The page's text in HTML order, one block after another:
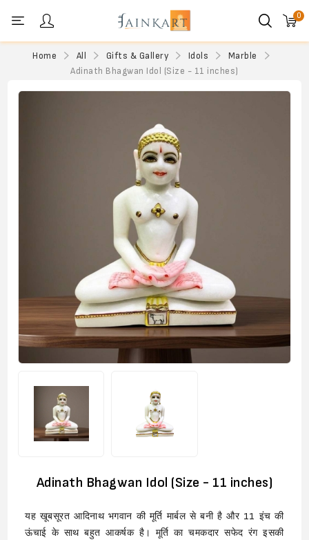
0
Home All Gifts & Gallery Idols
Marble
Adinath Bhagwan Idol (Size - 11 inches)
Adinath Bhagwan Idol (Size - 11 inches)
यह खूबसूरत आदिनाथ भगवान की मूर्ति मार्बल से बनी है और 11 इंच की
ऊंचाई के साथ बहुत आकर्षक है। मूर्ति का चमकदार सफेद रंग इसकी